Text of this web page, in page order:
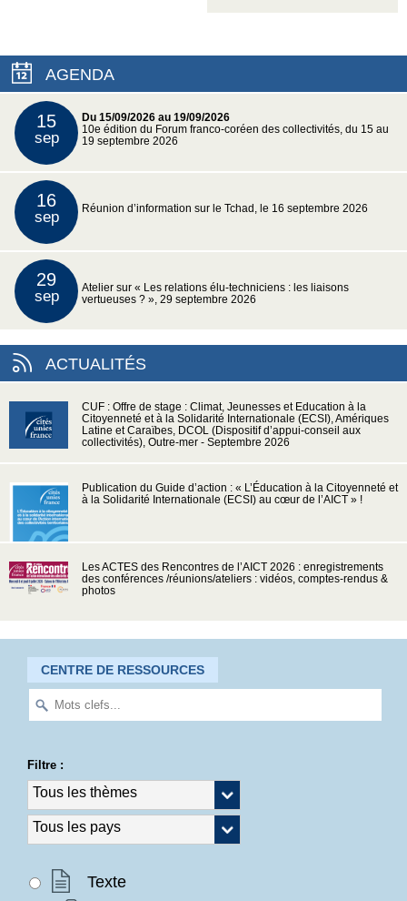
AGENDA
15
sep
Du 15/09/2026 au 19/09/2026
10e édition du Forum franco-coréen des collectivités, du 15 au
19 septembre 2026
16
sep Réunion d’information sur le Tchad, le 16 septembre 2026
29
sep
Atelier sur « Les relations élu-techniciens : les liaisons
vertueuses ? », 29 septembre 2026
ACTUALITÉS
CUF : Offre de stage : Climat, Jeunesses et Education à la
Citoyenneté et à la Solidarité Internationale (ECSI), Amériques
Latine et Caraïbes, DCOL (Dispositif d’appui-conseil aux
collectivités), Outre-mer - Septembre 2026
Publication du Guide d’action : « L’Éducation à la Citoyenneté et
à la Solidarité Internationale (ECSI) au cœur de l’AICT » !
Les ACTES des Rencontres de l’AICT 2026 : enregistrements
des conférences /réunions/ateliers : vidéos, comptes-rendus &
photos
CENTRE DE RESSOURCES
Filtre :
Texte